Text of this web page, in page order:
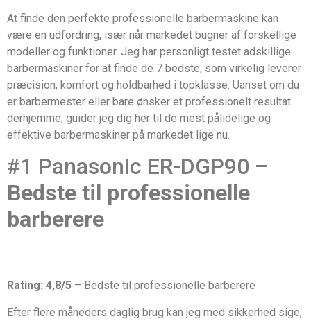
At finde den perfekte professionelle barbermaskine kan
være en udfordring, især når markedet bugner af forskellige
modeller og funktioner. Jeg har personligt testet adskillige
barbermaskiner for at finde de 7 bedste, som virkelig leverer
præcision, komfort og holdbarhed i topklasse. Uanset om du
er barbermester eller bare ønsker et professionelt resultat
derhjemme, guider jeg dig her til de mest pålidelige og
effektive barbermaskiner på markedet lige nu.
#1 Panasonic ER-DGP90 –
Bedste til professionelle
barberere
Rating: 4,8/5 – Bedste til professionelle barberere
Efter flere måneders daglig brug kan jeg med sikkerhed sige,